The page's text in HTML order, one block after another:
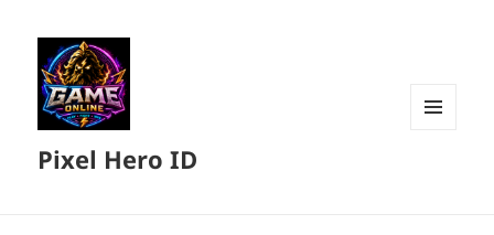
Pixel Hero ID